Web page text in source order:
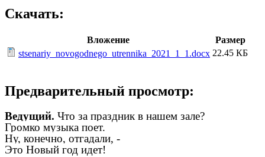
Скачать:
Вложение
Размер
stsenariy_novogodnego_utrennika_2021_1_1.docx 22.45 КБ
Предварительный просмотр:
Ведущий. Что за праздник в нашем зале?
Громко музыка поет.
Ну, конечно, отгадали, -
Это Новый год идет!